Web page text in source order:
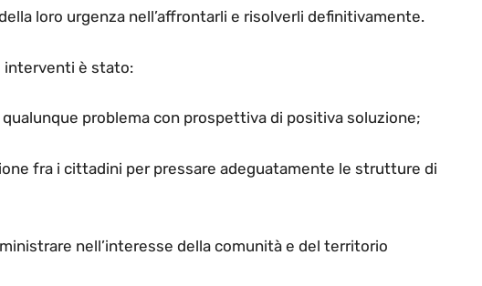
loro urgenza nell’affrontarli e risolverli definitivamente.
interventi è stato:
problema con prospettiva di positiva soluzione;
fra i cittadini per pressare adeguatamente le strutture di
nell’interesse della comunità e del territorio